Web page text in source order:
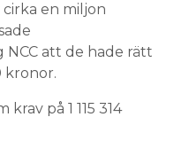
en miljon
NCC att de hade rätt
kronor.
på 1 115 314